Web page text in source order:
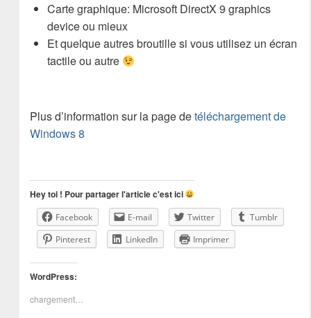
Carte graphique: Microsoft DirectX 9 graphics
device ou mieux
Et quelque autres broutille si vous utilisez un écran
tactile ou autre
Plus d’information sur la page detéléchargement de
Windows 8
Hey toi ! Pour partager l'article c'est ici
Facebook E-mail Twitter
Tumblr
Pinterest
LinkedIn Imprimer
WordPress:
chargement…